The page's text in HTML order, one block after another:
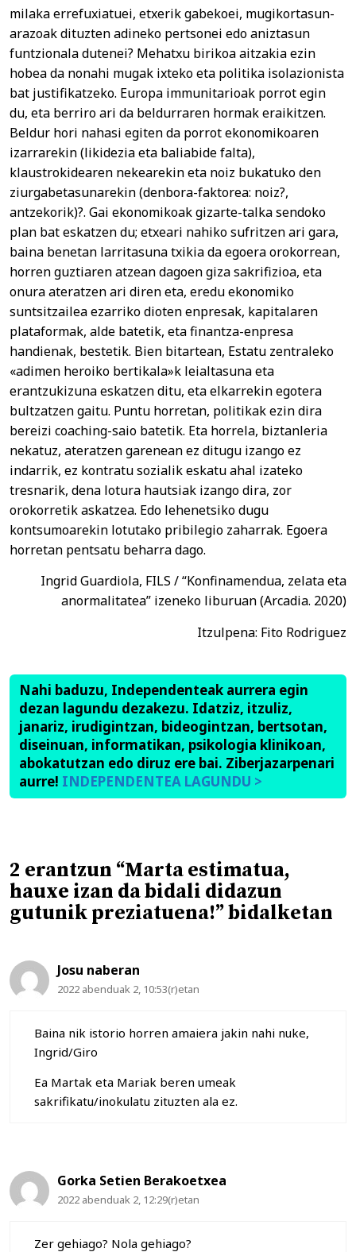
milaka errefuxiatuei, etxerik gabekoei, mugikortasun-
arazoak dituzten adineko pertsonei edo aniztasun
funtzionala dutenei? Mehatxu birikoa aitzakia ezin
hobea da nonahi mugak ixteko eta politika isolazionista
bat justifikatzeko. Europa immunitarioak porrot egin
du, eta berriro ari da beldurraren hormak eraikitzen.
Beldur hori nahasi egiten da porrot ekonomikoaren
izarrarekin (likidezia eta baliabide falta),
klaustrokidearen nekearekin eta noiz bukatuko den
ziurgabetasunarekin (denbora-faktorea: noiz?,
antzekorik)?. Gai ekonomikoak gizarte-talka sendoko
plan bat eskatzen du; etxeari nahiko sufritzen ari gara,
baina benetan larritasuna txikia da egoera orokorrean,
horren guztiaren atzean dagoen giza sakrifizioa, eta
onura ateratzen ari diren eta, eredu ekonomiko
suntsitzailea ezarriko dioten enpresak, kapitalaren
plataformak, alde batetik, eta finantza-enpresa
handienak, bestetik. Bien bitartean, Estatu zentraleko
«adimen heroiko bertikala»k leialtasuna eta
erantzukizuna eskatzen ditu, eta elkarrekin egotera
bultzatzen gaitu. Puntu horretan, politikak ezin dira
bereizi coaching-saio batetik. Eta horrela, biztanleria
nekatuz, ateratzen garenean ez ditugu izango ez
indarrik, ez kontratu sozialik eskatu ahal izateko
tresnarik, dena lotura hautsiak izango dira, zor
orokorretik askatzea. Edo lehenetsiko dugu
kontsumoarekin lotutako pribilegio zaharrak. Egoera
horretan pentsatu beharra dago.
Ingrid Guardiola, FILS / “Konfinamendua, zelata eta
anormalitatea” izeneko liburuan (Arcadia. 2020)
Itzulpena: Fito Rodriguez
Nahi baduzu, Independenteak aurrera egin
dezan lagundu dezakezu. Idatziz, itzuliz,
janariz, irudigintzan, bideogintzan, bertsotan,
diseinuan, informatikan, psikologia klinikoan,
abokatutzan edo diruz ere bai. Ziberjazarpenari
aurre! INDEPENDENTEA LAGUNDU >
2 erantzun “Marta estimatua,
hauxe izan da bidali didazun
gutunik preziatuena!” bidalketan
Josu naberan
2022 abenduak 2, 10:53(r)etan
Baina nik istorio horren amaiera jakin nahi nuke,
Ingrid/Giro
Ea Martak eta Mariak beren umeak
sakrifikatu/inokulatu zituzten ala ez.
Gorka Setien Berakoetxea
2022 abenduak 2, 12:29(r)etan
Zer gehiago? Nola gehiago?